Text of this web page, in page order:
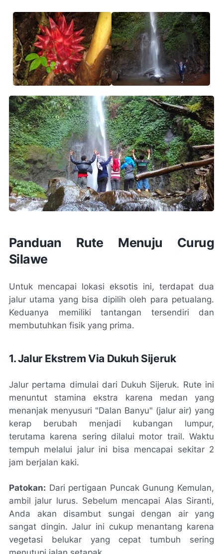
Panduan Rute Menuju Curug
Silawe
Untuk mencapai lokasi eksotis ini, terdapat dua
jalur utama yang bisa dipilih oleh para petualang.
Keduanya memiliki tantangan tersendiri dan
membutuhkan fisik yang prima.
1. Jalur Ekstrem Via Dukuh Sijeruk
Jalur pertama dimulai dari Dukuh Sijeruk. Rute ini
menuntut stamina ekstra karena medan yang
menanjak menyusuri "Dalan Banyu" (jalur air) yang
kerap berubah menjadi kubangan lumpur,
terutama karena sering dilalui motor trail. Waktu
tempuh melalui jalur ini bisa mencapai sekitar 2
jam berjalan kaki.
Patokan: Dari pertigaan Puncak Gunung Kemulan,
ambil jalur lurus. Sebelum mencapai Alas Siranti,
Anda akan disambut sungai dengan air yang
sangat dingin. Jalur ini cukup menantang karena
vegetasi belukar yang cepat tumbuh sering